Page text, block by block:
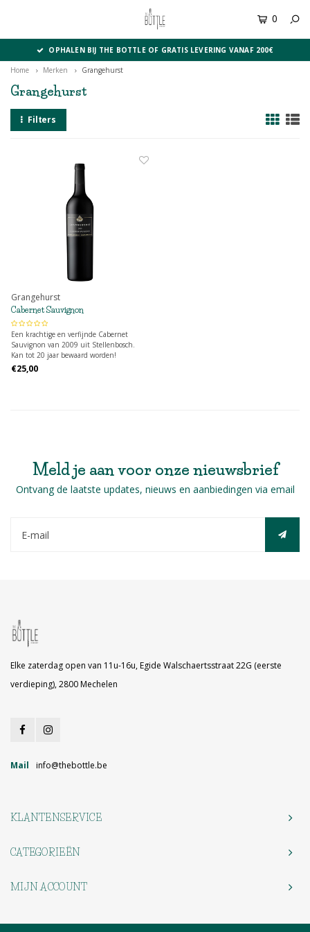
0
OPHALEN BIJ THE BOTTLE OF GRATIS LEVERING VANAF 200€
Home Merken Grangehurst
Grangehurst
Filters
Grangehurst
Cabernet Sauvignon
Een krachtige en verfijnde Cabernet
Sauvignon van 2009 uit Stellenbosch.
Kan tot 20 jaar bewaard worden!
€25,00
Meld je aan voor onze nieuwsbrief
Ontvang de laatste updates, nieuws en aanbiedingen via email
Elke zaterdag open van 11u-16u, Egide Walschaertsstraat 22G (eerste
verdieping), 2800 Mechelen
Mail info@thebottle.be
KLANTENSERVICE
CATEGORIEËN
MIJN ACCOUNT